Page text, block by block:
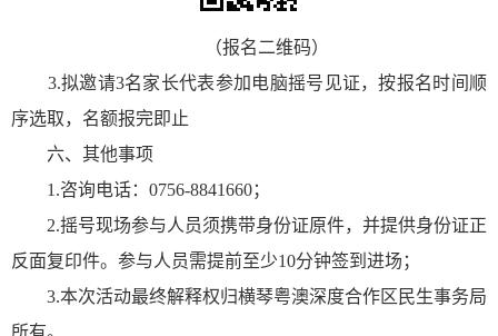
（报名二维码）
3.拟邀请3名家长代表参加电脑摇号见证，按报名时间顺
序选取，名额报完即止
六、其他事项
1.咨询电话：0756-8841660；
2.摇号现场参与人员须携带身份证原件，并提供身份证正
反面复印件。参与人员需提前至少10分钟签到进场；
3.本次活动最终解释权归横琴粤澳深度合作区民生事务局